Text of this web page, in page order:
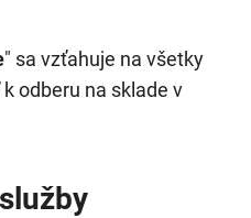
" sa vzťahuje na všetky
odberu na sklade v